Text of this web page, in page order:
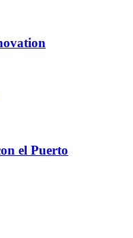
el Puerto